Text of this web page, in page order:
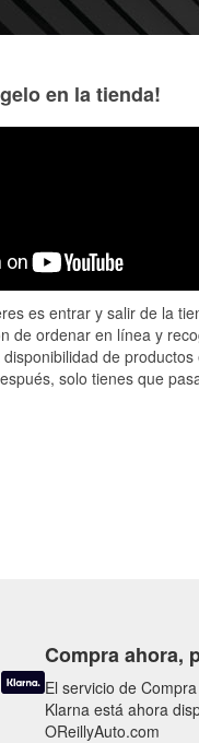
en la tienda!
es entrar y salir de la
de ordenar en línea y
de
solo tienes que
Compra ahora,
El servicio de
Klarna está ahora
OReillyAuto.com